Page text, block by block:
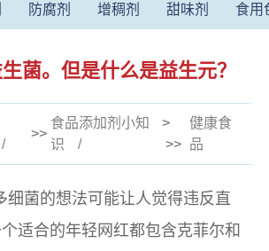
防腐剂 增稠剂 甜味剂 食用
菌。但是什么是益生元？
>>
食品添加剂小知
识
>
>>
健康食
品
细菌的想法可能让人觉得违反直
适合的年轻网红都包含克菲尔和